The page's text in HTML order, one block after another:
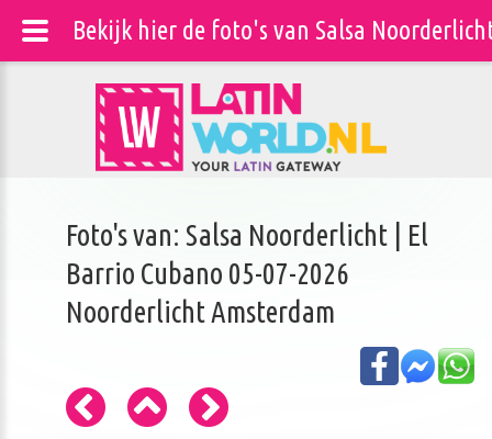
Foto's van: Salsa Noorderlicht | El
Barrio Cubano 05-07-2026
Noorderlicht Amsterdam
Bekijk hier de foto's van Salsa